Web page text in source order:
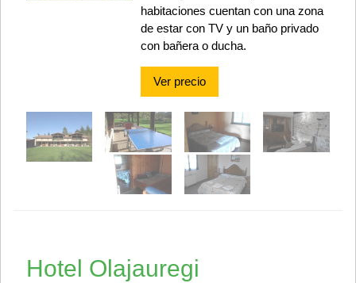
habitaciones cuentan con una zona
de estar con TV y un baño privado
con bañera o ducha.
Ver precio
Hotel Olajauregi